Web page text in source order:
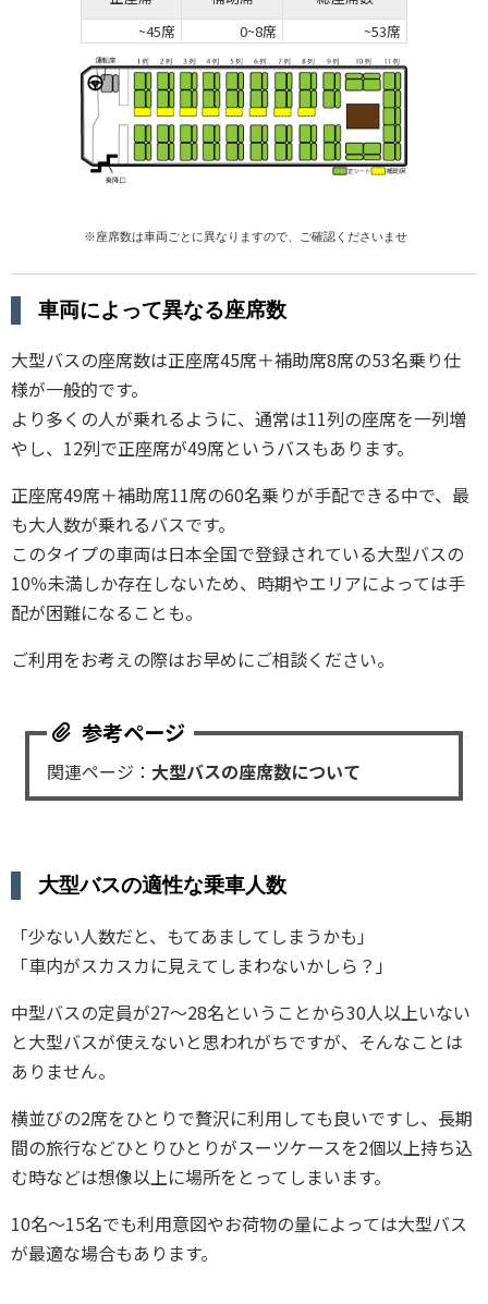
~45席
0~8席 ~53席
車両によって異なる座席数
大型バスの座席数は正座席45席＋補助席8席の53名乗り仕
様が一般的です。
より多くの人が乗れるように、通常は11列の座席を一列増
やし、12列で正座席が49席というバスもあります。
正座席49席＋補助席11席の60名乗りが手配できる中で、最
も大人数が乗れるバスです。
このタイプの車両は日本全国で登録されている大型バスの
10％未満しか存在しないため、時期やエリアによっては手
配が困難になることも。
ご利用をお考えの際はお早めにご相談ください。
関連ページ： 大型バスの座席数について
大型バスの適性な乗車人数
「少ない人数だと、もてあましてしまうかも」
「車内がスカスカに見えてしまわないかしら？」
中型バスの定員が27〜28名ということから30人以上いない
と大型バスが使えないと思われがちですが、そんなことは
ありません。
横並びの2席をひとりで贅沢に利用しても良いですし、長期
間の旅行などひとりひとりがスーツケースを2個以上持ち込
む時などは想像以上に場所をとってしまいます。
10名〜15名でも利用意図やお荷物の量によっては大型バス
が最適な場合もあります。